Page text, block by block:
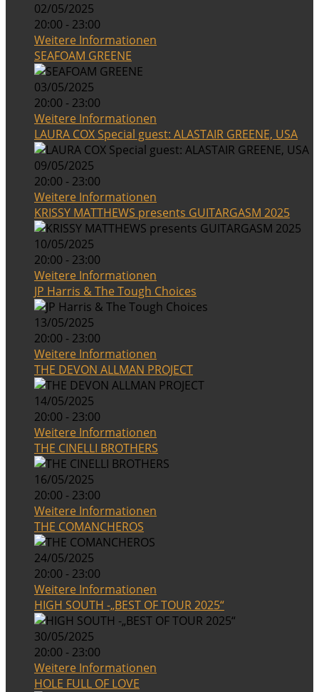
02/05/2025
20:00 - 23:00
Weitere Informationen
SEAFOAM GREENE
03/05/2025
20:00 - 23:00
Weitere Informationen
LAURA COX Special guest: ALASTAIR GREENE, USA
09/05/2025
20:00 - 23:00
Weitere Informationen
KRISSY MATTHEWS presents GUITARGASM 2025
10/05/2025
20:00 - 23:00
Weitere Informationen
JP Harris & The Tough Choices
13/05/2025
20:00 - 23:00
Weitere Informationen
THE DEVON ALLMAN PROJECT
14/05/2025
20:00 - 23:00
Weitere Informationen
THE CINELLI BROTHERS
16/05/2025
20:00 - 23:00
Weitere Informationen
THE COMANCHEROS
24/05/2025
20:00 - 23:00
Weitere Informationen
HIGH SOUTH -„BEST OF TOUR 2025“
30/05/2025
20:00 - 23:00
Weitere Informationen
HOLE FULL OF LOVE